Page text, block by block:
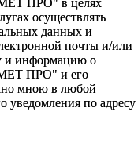
ПРО" в целях
осуществлять
данных и
почты и/или
и информацию о
ПРО" и его
мною в любой
уведомления по адресу